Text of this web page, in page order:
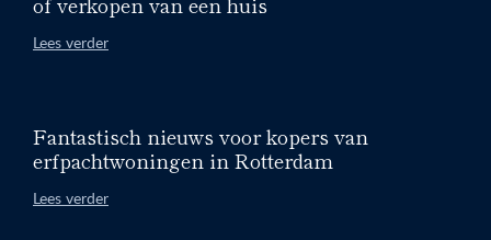
Lees verder
Fantastisch nieuws voor kopers van
erfpachtwoningen in Rotterdam
Lees verder